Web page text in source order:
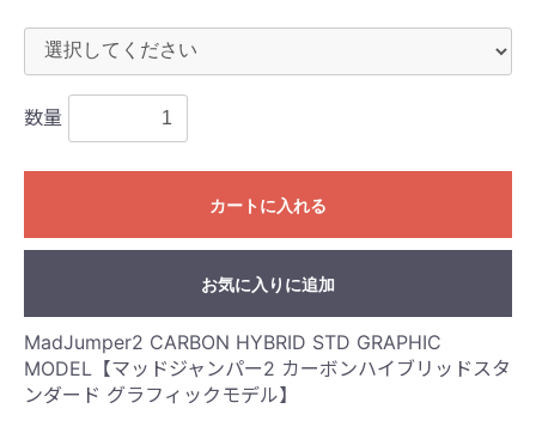
数量
カートに入れる
お気に入りに追加
MadJumper2 CARBON HYBRID STD GRAPHIC
MODEL【マッドジャンパー2 カーボンハイブリッドスタ
ンダード グラフィックモデル】